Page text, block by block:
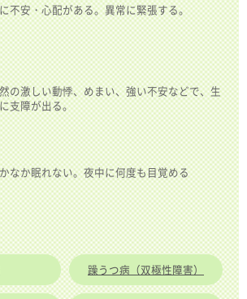
不安・心配がある。異常に緊張する。
の激しい動悸、めまい、強い不安などで、生
支障が出る。
なか眠れない。夜中に何度も目覚める
躁うつ病（双極性障害）